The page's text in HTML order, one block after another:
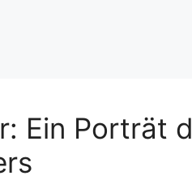
Ein Porträt